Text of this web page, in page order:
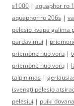
s1000 | aquaphor ro
aquaphor ro 206s |
pelesio kvapa galima
pardavimui |
priemone nuo voru |
priemonė nuo vorų |
talpinimas |
isvengti pelesio
pelėsiui | puiki